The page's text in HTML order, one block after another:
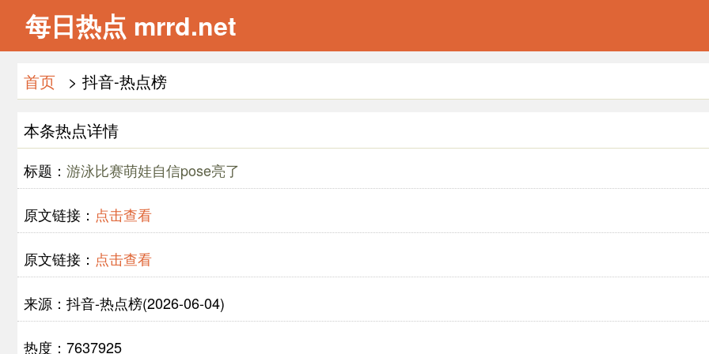
每日热点 mrrd.net
首页 > 抖音-热点榜
本条热点详情
标题： 游泳比赛萌娃自信pose亮了
原文链接： 点击查看
原文链接： 点击查看
来源：抖音-热点榜(2026-06-04)
热度：7637925